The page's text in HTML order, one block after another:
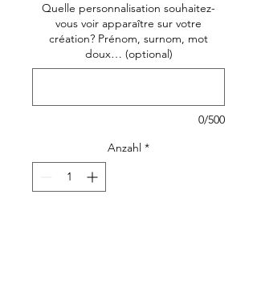
Quelle personnalisation souhaitez-
vous voir apparaître sur votre
création? Prénom, surnom, mot
doux… (optional)
0/500
Anzahl *